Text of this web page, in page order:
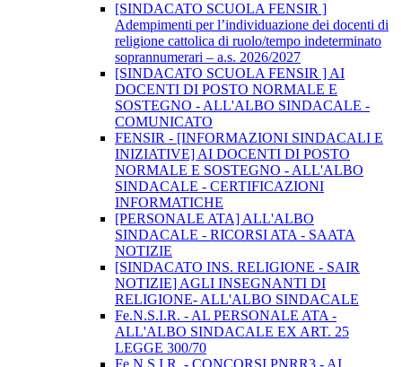
[SINDACATO SCUOLA FENSIR ]
Adempimenti per l’individuazione dei docenti di
religione cattolica di ruolo/tempo indeterminato
soprannumerari – a.s. 2026/2027
[SINDACATO SCUOLA FENSIR ] AI
DOCENTI DI POSTO NORMALE E
SOSTEGNO - ALL'ALBO SINDACALE -
COMUNICATO
FENSIR - [INFORMAZIONI SINDACALI E
INIZIATIVE] AI DOCENTI DI POSTO
NORMALE E SOSTEGNO - ALL'ALBO
SINDACALE - CERTIFICAZIONI
INFORMATICHE
[PERSONALE ATA] ALL'ALBO
SINDACALE - RICORSI ATA - SAATA
NOTIZIE
[SINDACATO INS. RELIGIONE - SAIR
NOTIZIE] AGLI INSEGNANTI DI
RELIGIONE- ALL'ALBO SINDACALE
Fe.N.S.I.R. - AL PERSONALE ATA -
ALL'ALBO SINDACALE EX ART. 25
LEGGE 300/70